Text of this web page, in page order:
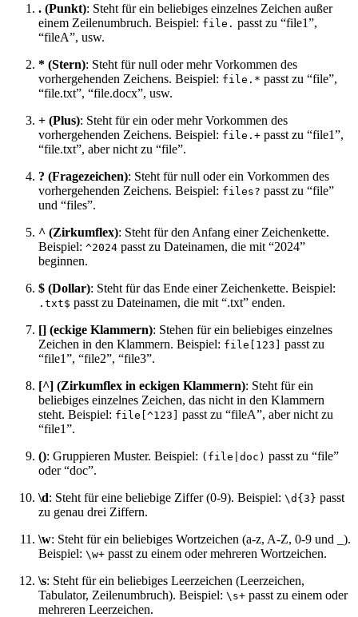
. (Punkt): Steht für ein beliebiges einzelnes Zeichen außer
einem Zeilenumbruch. Beispiel: file. passt zu “file1”,
“fileA”, usw.
* (Stern): Steht für null oder mehr Vorkommen des
vorhergehenden Zeichens. Beispiel: file.* passt zu “file”,
“file.txt”, “file.docx”, usw.
+ (Plus): Steht für ein oder mehr Vorkommen des
vorhergehenden Zeichens. Beispiel: file.+ passt zu “file1”,
“file.txt”, aber nicht zu “file”.
? (Fragezeichen): Steht für null oder ein Vorkommen des
vorhergehenden Zeichens. Beispiel: files? passt zu “file”
und “files”.
^ (Zirkumflex): Steht für den Anfang einer Zeichenkette.
Beispiel: ^2024 passt zu Dateinamen, die mit “2024”
beginnen.
$ (Dollar): Steht für das Ende einer Zeichenkette. Beispiel:
.txt$ passt zu Dateinamen, die mit “.txt” enden.
[] (eckige Klammern): Stehen für ein beliebiges einzelnes
Zeichen in den Klammern. Beispiel: file[123] passt zu
“file1”, “file2”, “file3”.
[^] (Zirkumflex in eckigen Klammern): Steht für ein
beliebiges einzelnes Zeichen, das nicht in den Klammern
steht. Beispiel: file[^123] passt zu “fileA”, aber nicht zu
“file1”.
(): Gruppieren Muster. Beispiel: (file|doc) passt zu “file”
oder “doc”.
\d: Steht für eine beliebige Ziffer (0-9). Beispiel: \d{3} passt
zu genau drei Ziffern.
\w: Steht für ein beliebiges Wortzeichen (a-z, A-Z, 0-9 und _).
Beispiel: \w+ passt zu einem oder mehreren Wortzeichen.
\s: Steht für ein beliebiges Leerzeichen (Leerzeichen,
Tabulator, Zeilenumbruch). Beispiel: \s+ passt zu einem oder
mehreren Leerzeichen.